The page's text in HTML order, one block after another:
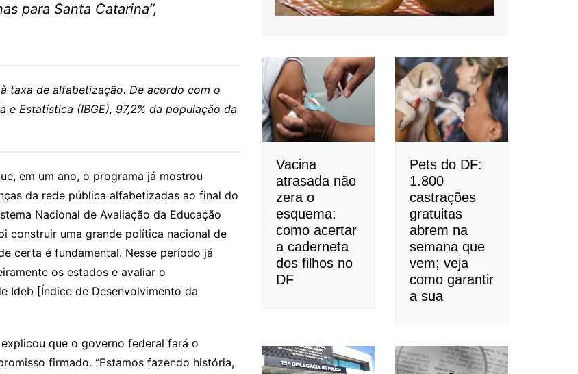
para Santa Catarina”,
taxa de alfabetização. De acordo com o
Estatística (IBGE), 97,2% da população da
em um ano, o programa já mostrou
da rede pública alfabetizadas ao final do
Nacional de Avaliação da Educação
construir uma grande política nacional de
certa é fundamental. Nesse período já
os estados e avaliar o
Ideb [Índice de Desenvolvimento da
que o governo federal fará o
firmado. “Estamos fazendo história,
Vacina
atrasada não
zera o
esquema:
como acertar
a caderneta
dos filhos no
DF
Pets do DF:
1.800
castrações
gratuitas
abrem na
semana que
vem; veja
como garantir
a sua